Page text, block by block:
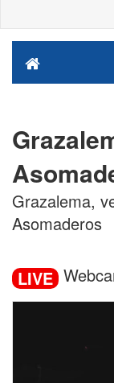
Grazalema,
Asomaderos
LIVE